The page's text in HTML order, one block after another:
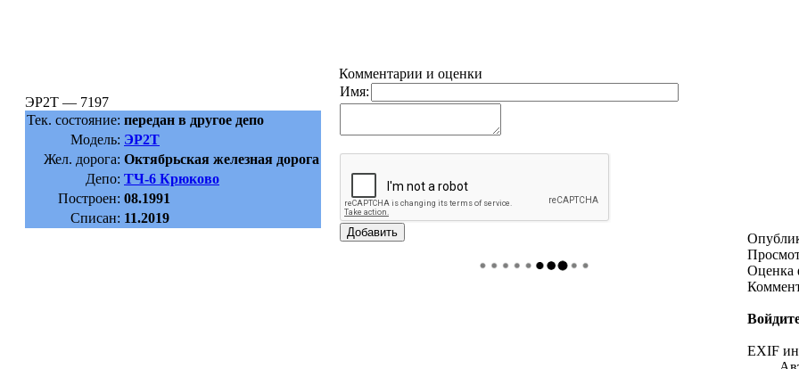
ЭР2Т — 7197
Тек. состояние: передан в другое депо
Модель: ЭР2Т
Жел. дорога: Октябрьская железная дорога
Депо: ТЧ-6 Крюково
Построен: 08.1991
Списан: 11.2019
Комментарии и оценки
Имя:
Оценка
EXIF